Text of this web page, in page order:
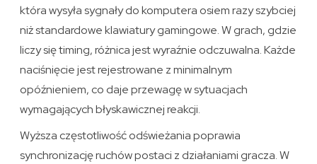
która wysyła sygnały do komputera osiem razy szybciej
niż standardowe klawiatury gamingowe. W grach, gdzie
liczy się timing, różnica jest wyraźnie odczuwalna. Każde
naciśnięcie jest rejestrowane z minimalnym
opóźnieniem, co daje przewagę w sytuacjach
wymagających błyskawicznej reakcji.
Wyższa częstotliwość odświeżania poprawia
synchronizację ruchów postaci z działaniami gracza. W